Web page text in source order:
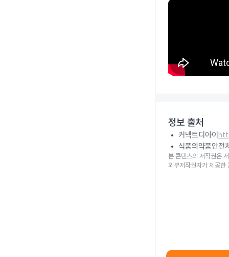
정보 출처
커넥트디아이
식품의약품안전
본 콘텐츠의 저작권은
외부저작권자가 제공한